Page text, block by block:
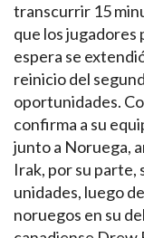
transcurrir 15
que los jugadores
espera se
reinicio del
oportunidades.
confirma a su
junto a Noruega,
Irak, por su parte,
unidades, luego
noruegos en su